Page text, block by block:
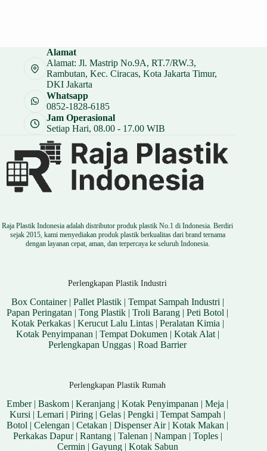
Alamat
Alamat: Jl. Mastrip No.9A, RT.7/RW.3,
Rambutan, Kec. Ciracas, Kota Jakarta Timur,
DKI Jakarta
Whatsapp
0852-1828-6185
Jam Operasional
Setiap Hari, 08.00 - 17.00 WIB
Raja Plastik Indonesia adalah distributor produk plastik No.1 di Indonesia. Berdiri
sejak 2015, kami menyediakan produk plastik berkualitas dari brand ternama
dengan layanan cepat, aman, dan terpercaya ke seluruh Indonesia.
Perlengkapan Plastik Industri
Box Container| Pallet Plastik| Tempat Sampah Industri |
Papan Peringatan |Tong Plastik |Troli Barang |Peti Botol |
Kotak Perkakas| Kerucut Lalu Lintas| Peralatan Kimia |
Kotak Penyimpanan | Tempat Dokumen | Kotak Alat|
Perlengkapan Unggas |Road Barrier
Perlengkapan Plastik Rumah
Ember|Baskom |Keranjang |Kotak Penyimpanan |Meja |
Kursi |Lemari |Piring |Gelas |Pengki |Tempat Sampah |
Botol |Celengan |Cetakan |Dispenser Air|Kotak Makan |
Perkakas Dapur| Rantang| Talenan | Nampan | Toples|
Cermin | Gayung| Kotak Sabun